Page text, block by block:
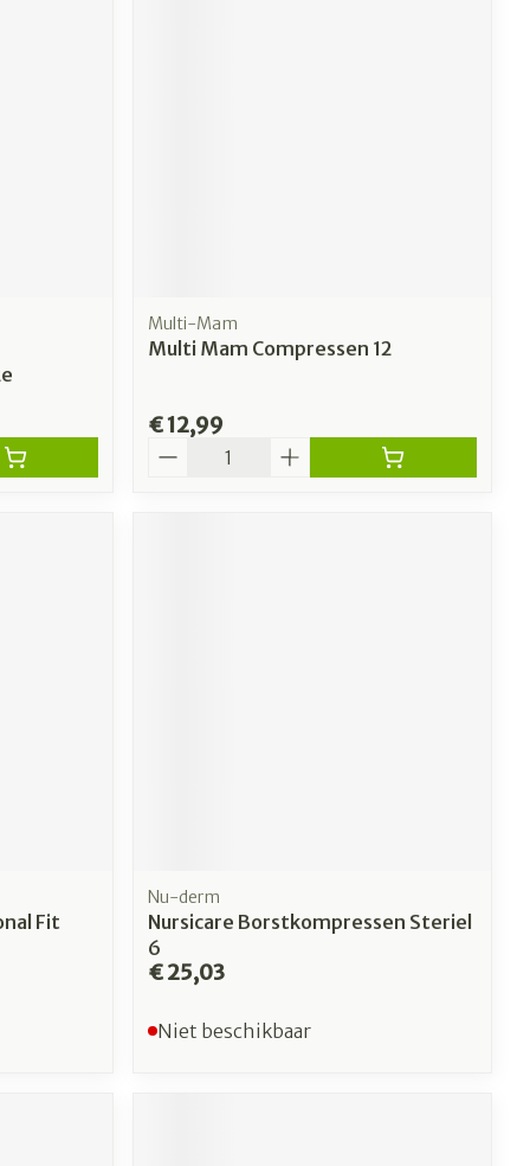
Multi-Mam
Multi Mam Compressen 12
€ 12,99
Fit
Nu-derm
Nursicare Borstkompressen Steriel
6
€ 25,03
Niet beschikbaar